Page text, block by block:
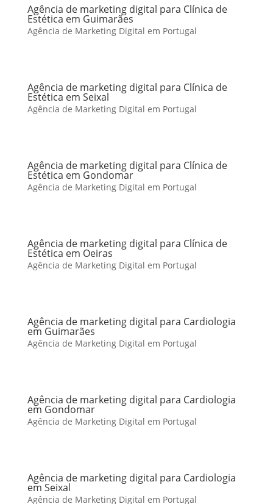
Agência de marketing digital para Clínica de
Estética em Guimarães
Agência de Marketing Digital em Portugal
Agência de marketing digital para Clínica de
Estética em Seixal
Agência de Marketing Digital em Portugal
Agência de marketing digital para Clínica de
Estética em Gondomar
Agência de Marketing Digital em Portugal
Agência de marketing digital para Clínica de
Estética em Oeiras
Agência de Marketing Digital em Portugal
Agência de marketing digital para Cardiologia
em Guimarães
Agência de Marketing Digital em Portugal
Agência de marketing digital para Cardiologia
em Gondomar
Agência de Marketing Digital em Portugal
Agência de marketing digital para Cardiologia
em Seixal
Agência de Marketing Digital em Portugal